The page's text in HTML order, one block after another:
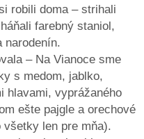
robili doma – strihali
farebný staniol,
narodenín.
– Na Vianoce sme
s medom, jablko,
hlavami, vyprážaného
ešte pajgle a orechové
všetky len pre mňa).